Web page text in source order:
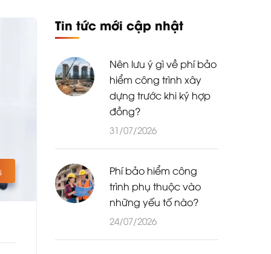
Tin tức mới cập nhật
Nên lưu ý gì về phí bảo
hiểm công trình xây
dựng trước khi ký hợp
đồng?
31/07/2026
Phí bảo hiểm công
trình phụ thuộc vào
những yếu tố nào?
24/07/2026